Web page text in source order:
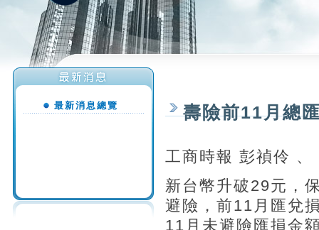
最新消息總覽 壽險前11月總
工商時報 彭禎伶 、
新台幣升破29元，
避險，前11月匯兌
11月未避險匯損金